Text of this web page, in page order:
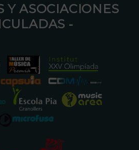
Y ASOCIACIONES
⁃